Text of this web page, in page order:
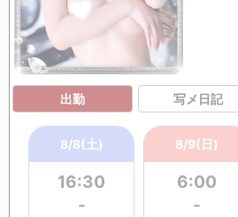
出勤 写メ日記
8/8(土)
16:30
-
8/9(日)
6:00
-